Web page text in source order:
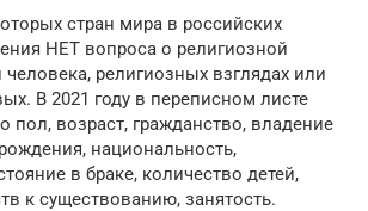
стран мира в российских
НЕТ вопроса о религиозной
религиозных взглядах или
В 2021 году в переписном листе
пол, возраст, гражданство, владение
национальность,
в браке, количество детей,
к существованию, занятость.